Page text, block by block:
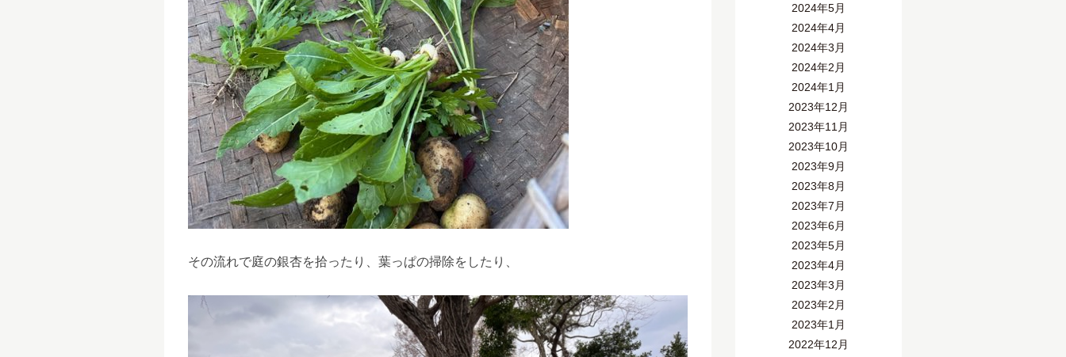
その流れで庭の銀杏を拾ったり、葉っぱの掃除をしたり、
2024年5月
2024年4月
2024年3月
2024年2月
2024年1月
2023年12月
2023年11月
2023年10月
2023年9月
2023年8月
2023年7月
2023年6月
2023年5月
2023年4月
2023年3月
2023年2月
2023年1月
2022年12月